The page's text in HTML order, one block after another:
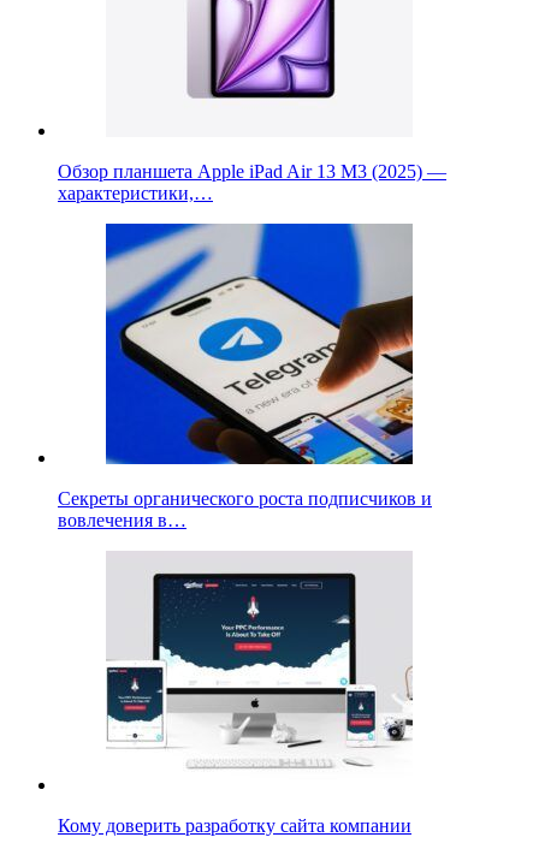
Обзор планшета Apple iPad Air 13 M3 (2025) —
характеристики,…
Секреты органического роста подписчиков и
вовлечения в…
Кому доверить разработку сайта компании